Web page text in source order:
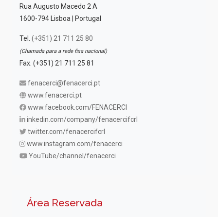
Rua Augusto Macedo 2 A
1600-794 Lisboa | Portugal
Tel. (+351) 21 711 25 80
(Chamada para a rede fixa nacional)
Fax. (+351) 21 711 25 81
fenacerci@fenacerci.pt
www.fenacerci.pt
www.facebook.com/FENACERCI
inkedin.com/company/fenacercifcrl
twitter.com/fenacercifcrl
www.instagram.com/fenacerci
YouTube/channel/fenacerci
Área Reservada